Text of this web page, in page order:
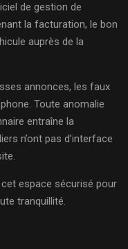
de gestion de
la facturation, le bon
auprès de la
annonces, les faux
Toute anomalie
entraîne la
n’ont pas d’interface
espace sécurisé pour
tranquillité.